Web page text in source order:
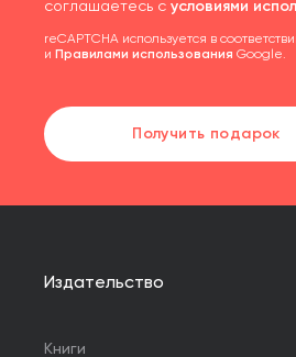
соглашаетесь с условиями
reCAPTCHA используется в
и Правилами использования Google.
Получить подарок
Издательство
Книги